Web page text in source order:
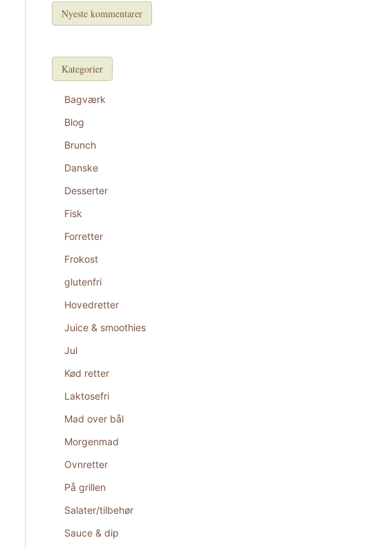
Nyeste kommentarer
Kategorier
Bagværk
Blog
Brunch
Danske
Desserter
Fisk
Forretter
Frokost
glutenfri
Hovedretter
Juice & smoothies
Jul
Kød retter
Laktosefri
Mad over bål
Morgenmad
Ovnretter
På grillen
Salater/tilbehør
Sauce & dip